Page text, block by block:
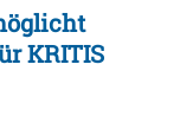
KRITIS